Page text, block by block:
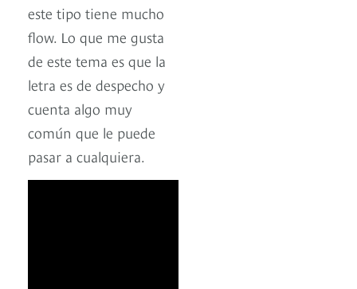
este tipo tiene mucho
flow. Lo que me gusta
de este tema es que la
letra es de despecho y
cuenta algo muy
común que le puede
pasar a cualquiera.